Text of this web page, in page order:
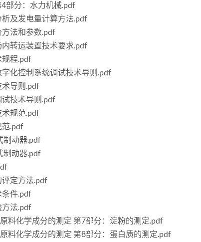
部分：水力机械.pdf
及发电量计算方法.pdf
法和参数.pdf
转运装置技术要求.pdf
规程.pdf
化控制系统调试技术导则.pdf
导则.pdf
技术导则.pdf
规范.pdf
范.pdf
制动器.pdf
制动器.pdf
定方法.pdf
条件.pdf
方法.pdf
料化学成分的测定 第7部分：淀粉的测定.pdf
料化学成分的测定 第8部分：蛋白质的测定.pdf